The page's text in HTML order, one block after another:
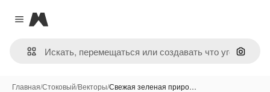
Close menu
Magnific
Поиск
Главная/Стоковый/Векторы/Свежая зеленая приро…